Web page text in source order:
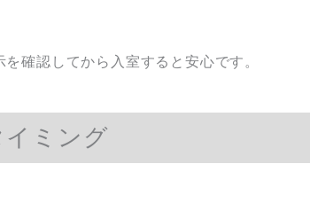
確認してから入室すると安心です。
ミング